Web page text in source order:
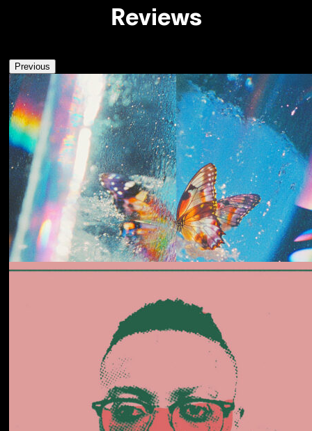
Reviews
Previous